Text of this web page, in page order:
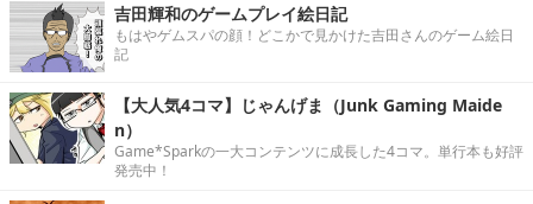
吉田輝和のゲームプレイ絵日記
もはやゲムスパの顔！どこかで見かけた吉田さんのゲーム絵日
記
【大人気4コマ】じゃんげま（Junk Gaming Maide
n）
Game*Sparkの一大コンテンツに成長した4コマ。単行本も好評
発売中！